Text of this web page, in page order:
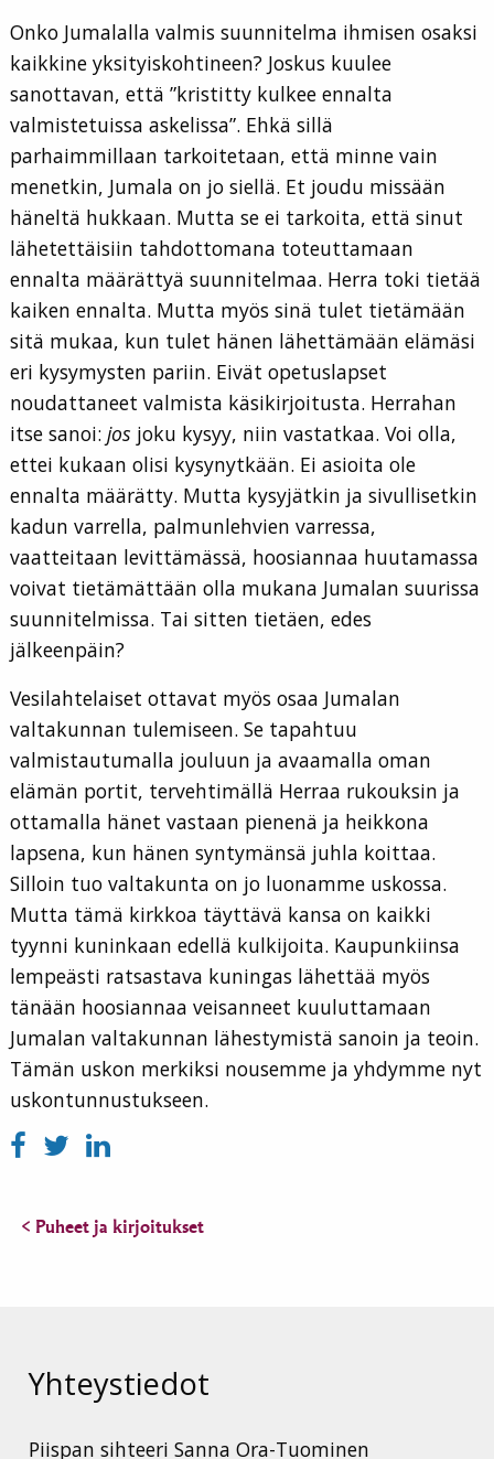
Onko Jumalalla valmis suunnitelma ihmisen osaksi
kaikkine yksityiskohtineen? Joskus kuulee
sanottavan, että ”kristitty kulkee ennalta
valmistetuissa askelissa”. Ehkä sillä
parhaimmillaan tarkoitetaan, että minne vain
menetkin, Jumala on jo siellä. Et joudu missään
häneltä hukkaan. Mutta se ei tarkoita, että sinut
lähetettäisiin tahdottomana toteuttamaan
ennalta määrättyä suunnitelmaa. Herra toki tietää
kaiken ennalta. Mutta myös sinä tulet tietämään
sitä mukaa, kun tulet hänen lähettämään elämäsi
eri kysymysten pariin. Eivät opetuslapset
noudattaneet valmista käsikirjoitusta. Herrahan
itse sanoi: jos joku kysyy, niin vastatkaa. Voi olla,
ettei kukaan olisi kysynytkään. Ei asioita ole
ennalta määrätty. Mutta kysyjätkin ja sivullisetkin
kadun varrella, palmunlehvien varressa,
vaatteitaan levittämässä, hoosiannaa huutamassa
voivat tietämättään olla mukana Jumalan suurissa
suunnitelmissa. Tai sitten tietäen, edes
jälkeenpäin?
Vesilahtelaiset ottavat myös osaa Jumalan
valtakunnan tulemiseen. Se tapahtuu
valmistautumalla jouluun ja avaamalla oman
elämän portit, tervehtimällä Herraa rukouksin ja
ottamalla hänet vastaan pienenä ja heikkona
lapsena, kun hänen syntymänsä juhla koittaa.
Silloin tuo valtakunta on jo luonamme uskossa.
Mutta tämä kirkkoa täyttävä kansa on kaikki
tyynni kuninkaan edellä kulkijoita. Kaupunkiinsa
lempeästi ratsastava kuningas lähettää myös
tänään hoosiannaa veisanneet kuuluttamaan
Jumalan valtakunnan lähestymistä sanoin ja teoin.
Tämän uskon merkiksi nousemme ja yhdymme nyt
uskontunnustukseen.
< Puheet ja kirjoitukset
Yhteystiedot
Piispan sihteeri Sanna Ora-Tuominen